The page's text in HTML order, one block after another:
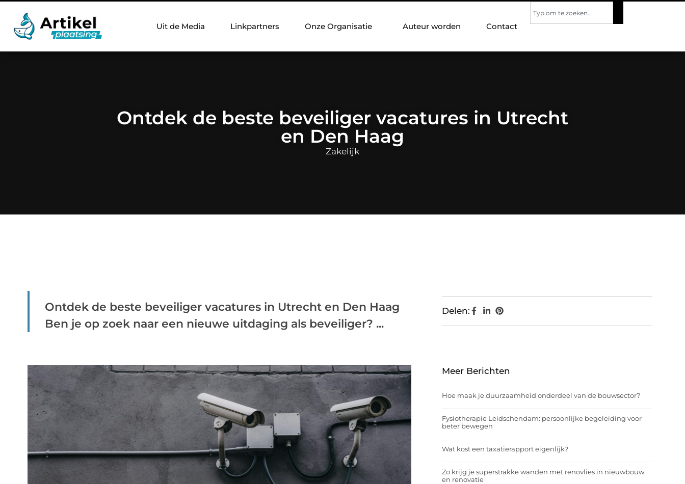
Uit de Media Linkpartners Onze Organisatie Auteur worden Contact
Ontdek de beste beveiliger vacatures in Utrecht
en Den Haag
Zakelijk
Ontdek de beste beveiliger vacatures in Utrecht en Den Haag
Ben je op zoek naar een nieuwe uitdaging als beveiliger? ...
Delen:
Meer Berichten
Hoe maak je duurzaamheid onderdeel van de bouwsector?
Fysiotherapie Leidschendam: persoonlijke begeleiding voor
beter bewegen
Wat kost een taxatierapport eigenlijk?
Zo krijg je superstrakke wanden met renovlies in nieuwbouw
en renovatie